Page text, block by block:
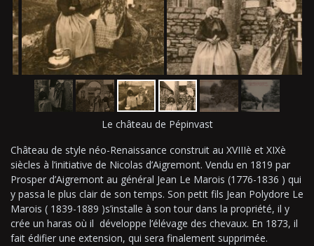
Le château de Pépinvast
Château de style néo-Renaissance construit au XVIIIè et XIXè
siècles à l’initiative de Nicolas d’Aigremont. Vendu en 1819 par
Prosper d’Aigremont au général Jean Le Marois (1776-1836 ) qui
y passa le plus clair de son temps. Son petit fils Jean Polydore Le
Marois ( 1839-1889 )s’installe à son tour dans la propriété, il y
crée un haras où il développe l’élévage des chevaux. En 1873, il
fait édifier une extension, qui sera finalement supprimée.